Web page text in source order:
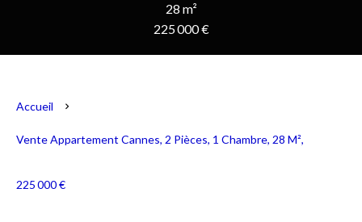
28 m²
225 000 €
Accueil
Vente Appartement Cannes, 2 Pièces, 1 Chambre, 28 M²,
225 000 €